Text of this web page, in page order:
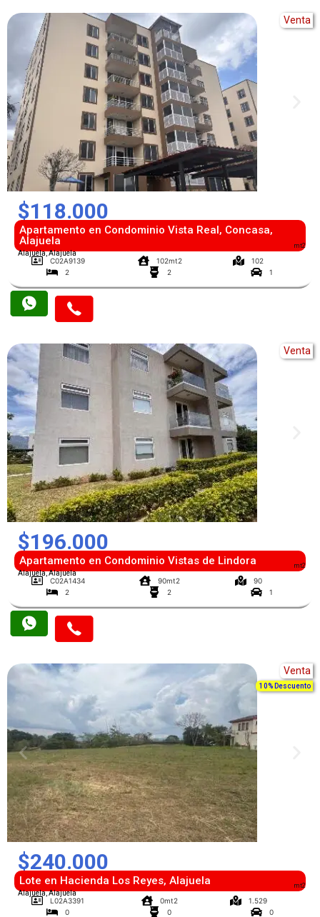
mt2
Venta
$118.000
Apartamento en Condominio Vista Real, Concasa,
Alajuela
Alajuela, Alajuela
C02A9139 102mt2
102
2
2 1
mt2
Venta
$196.000
Apartamento en Condominio Vistas de Lindora
Alajuela, Alajuela
C02A1434 90mt2
90
2
2 1
mt2
Venta
10% Descuento
$240.000
Lote en Hacienda Los Reyes, Alajuela
Alajuela, Alajuela
L02A3391 0mt2
1.529
0
0 0